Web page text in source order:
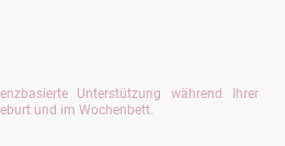
Unterstützung während Ihrer
und im Wochenbett.